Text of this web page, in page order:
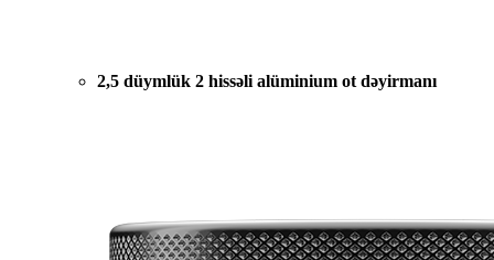
2,5 düymlük 2 hissəli alüminium ot dəyirmanı